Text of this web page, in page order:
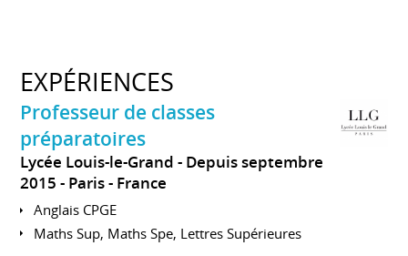
EXPÉRIENCES
Professeur de classes
préparatoires
Lycée Louis-le-Grand
Depuis septembre
2015 Paris France
Anglais CPGE
Maths Sup, Maths Spe, Lettres Supérieures